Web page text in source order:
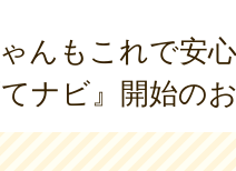
んもこれで
ナビ』開始の